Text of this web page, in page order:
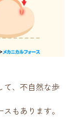
て、不自然な歩
もあります。